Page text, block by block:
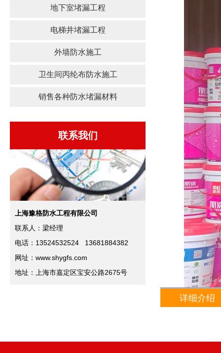
地下室堵漏工程
电梯井堵漏工程
外墙防水施工
卫生间丙纶布防水施工
销售各种防水堵漏材料
联系我们
上海豫格防水工程有限公司
联系人：梁经理
电话：13524532524 13681884382
网址：www.shygfs.com
地址：上海市嘉定区宝安公路2675号
详细介绍